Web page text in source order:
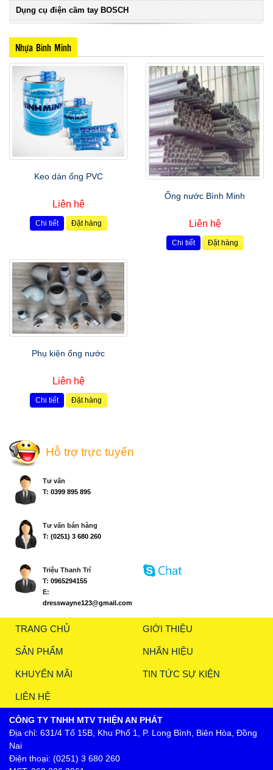
Dụng cụ điện cầm tay BOSCH
Nhựa Bình Minh
Keo dán ống PVC
Liên hệ
Chi tiết Đặt hàng
Ống nước Bình Minh
Liên hệ
Chi tiết Đặt hàng
Phụ kiện ống nước
Liên hệ
Chi tiết Đặt hàng
Hỗ trợ trực tuyến
Tư vấn
T: 0399 895 895
Tư vấn bán hàng
T: (0251) 3 680 260
Triệu Thanh Trí
T: 0965294155
E:
dresswayne123@gmail.com
TRANG CHỦ GIỚI THIỆU
SẢN PHẨM NHÃN HIỆU
KHUYẾN MÃI TIN TỨC SỰ KIỆN
LIÊN HỆ
CÔNG TY TNHH MTV THIỆN AN PHÁT
Địa chỉ: 631/4 Tổ 15B, Khu Phố 1, P. Long Bình, Biên Hòa, Đồng
Nai
Điện thoại: (0251) 3 680 260